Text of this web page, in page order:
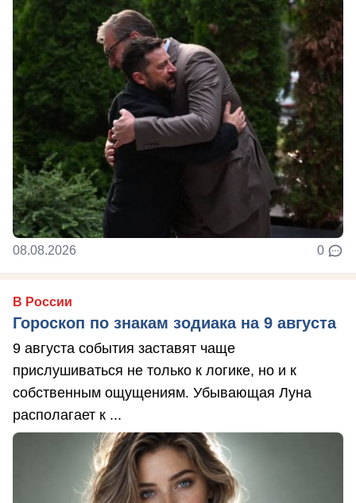
08.08.2026 0
В России
Гороскоп по знакам зодиака на 9 августа
9 августа события заставят чаще
прислушиваться не только к логике, но и к
собственным ощущениям. Убывающая Луна
располагает к ...